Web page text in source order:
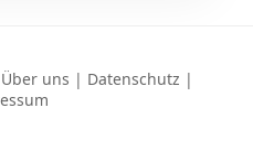
Über uns | Datenschutz |